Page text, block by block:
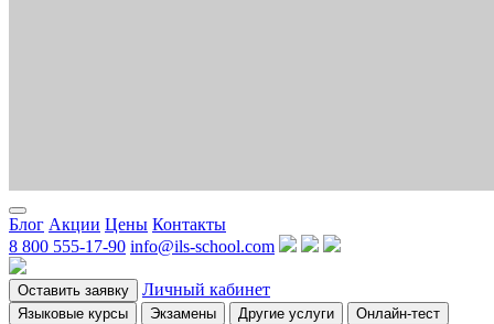
Блог Акции Цены Контакты
8 800 555-17-90 info@ils-school.com
Оставить заявку Личный кабинет
Языковые курсы Экзамены Другие услуги
Онлайн-тест